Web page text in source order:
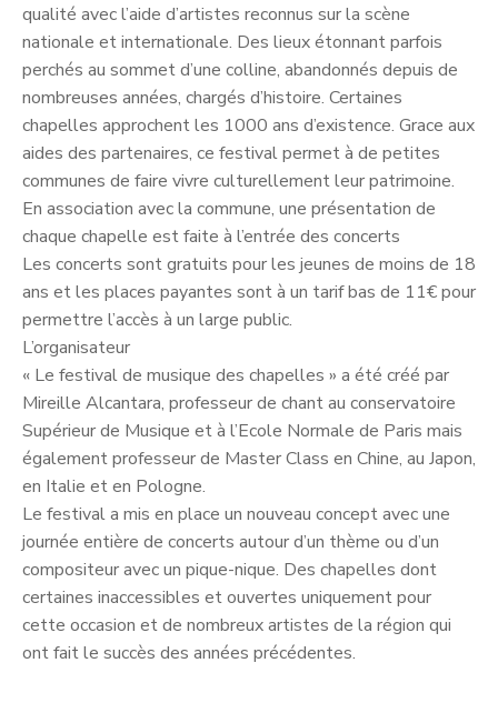
qualité avec l’aide d’artistes reconnus sur la scène
nationale et internationale. Des lieux étonnant parfois
perchés au sommet d’une colline, abandonnés depuis de
nombreuses années, chargés d’histoire. Certaines
chapelles approchent les 1000 ans d’existence. Grace aux
aides des partenaires, ce festival permet à de petites
communes de faire vivre culturellement leur patrimoine.
En association avec la commune, une présentation de
chaque chapelle est faite à l’entrée des concerts
Les concerts sont gratuits pour les jeunes de moins de 18
ans et les places payantes sont à un tarif bas de 11€ pour
permettre l’accès à un large public.
L’organisateur
« Le festival de musique des chapelles » a été créé par
Mireille Alcantara, professeur de chant au conservatoire
Supérieur de Musique et à l’Ecole Normale de Paris mais
également professeur de Master Class en Chine, au Japon,
en Italie et en Pologne.
Le festival a mis en place un nouveau concept avec une
journée entière de concerts autour d’un thème ou d’un
compositeur avec un pique-nique. Des chapelles dont
certaines inaccessibles et ouvertes uniquement pour
cette occasion et de nombreux artistes de la région qui
ont fait le succès des années précédentes.